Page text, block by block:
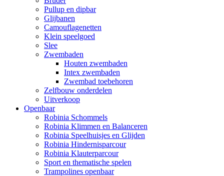
Pullup en dipbar
Glijbanen
Camouflagenetten
Klein speelgoed
Slee
Zwembaden
Houten zwembaden
Intex zwembaden
Zwembad toebehoren
Zelfbouw onderdelen
Uitverkoop
Openbaar
Robinia Schommels
Robinia Klimmen en Balanceren
Robinia Speelhuisjes en Glijden
Robinia Hindernisparcour
Robinia Klauterparcour
Sport en thematische spelen
Trampolines openbaar